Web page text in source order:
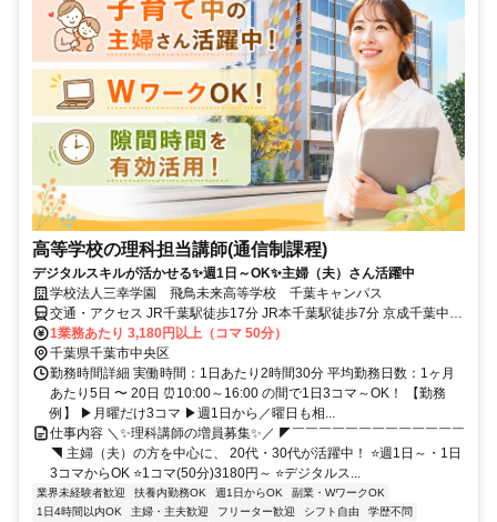
高等学校の理科担当講師(通信制課程)
デジタルスキルが活かせる✨週1日～OK✨主婦（夫）さん活躍中
学校法人三幸学園 飛鳥未来高等学校 千葉キャンパス
交通・アクセス JR千葉駅徒歩17分 JR本千葉駅徒歩7分 京成千葉中央
駅徒歩7分
1業務あたり 3,180円以上（コマ 50分）
千葉県千葉市中央区
勤務時間詳細 実働時間：1日あたり2時間30分 平均勤務日数：1ヶ月
あたり5日 〜 20日 ⏰10:00～16:00 の間で1日3コマ～OK！ 【勤務
例】 ▶月曜だけ3コマ ▶週1日から／曜日も相...
仕事内容 ＼✨理科講師の増員募集✨／ ◤￣￣￣￣￣￣￣￣￣￣￣￣￣
◥ 主婦（夫）の方を中心に、 20代・30代が活躍中！ ⭐週1日～・1日
3コマからOK ⭐1コマ(50分)3180円～ ⭐デジタルス...
業界未経験者歓迎 扶養内勤務OK 週1日からOK
副業・WワークOK
1日4時間以内OK
主婦・主夫歓迎 フリーター歓迎 シフト自由
学歴不問